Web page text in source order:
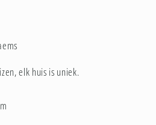
elk huis is uniek.